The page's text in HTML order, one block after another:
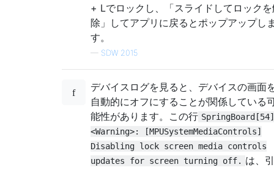
+ Lでロックし、「スライドしてロック
除」してアプリに戻るとポップアップし
す。
— SDW 2015
デバイスログを見ると、デバイスの画面
自動的にオフにすることが関係している
能性があります。この行 SpringBoard[54]
<Warning>: [MPUSystemMediaControls]
Disabling lock screen media controls
updates for screen turning off. は、引